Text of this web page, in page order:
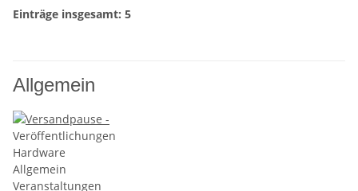
Einträge insgesamt: 5
Allgemein
Veröffentlichungen
Hardware
Allgemein
Veranstaltungen